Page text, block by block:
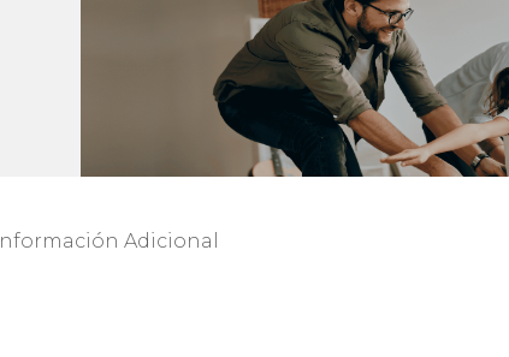
Hacienda
Secretaría de
Gobierno
Información Adicional